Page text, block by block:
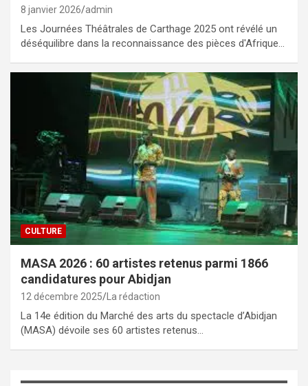
8 janvier 2026 admin
Les Journées Théâtrales de Carthage 2025 ont révélé un
déséquilibre dans la reconnaissance des pièces d'Afrique…
CULTURE
MASA 2026 : 60 artistes retenus parmi 1866
candidatures pour Abidjan
12 décembre 2025 La rédaction
La 14e édition du Marché des arts du spectacle d’Abidjan
(MASA) dévoile ses 60 artistes retenus…